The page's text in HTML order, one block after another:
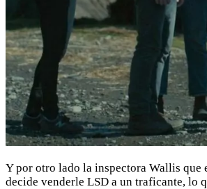
Y por otro lado la inspectora Wallis que
decide venderle LSD a un traficante, lo